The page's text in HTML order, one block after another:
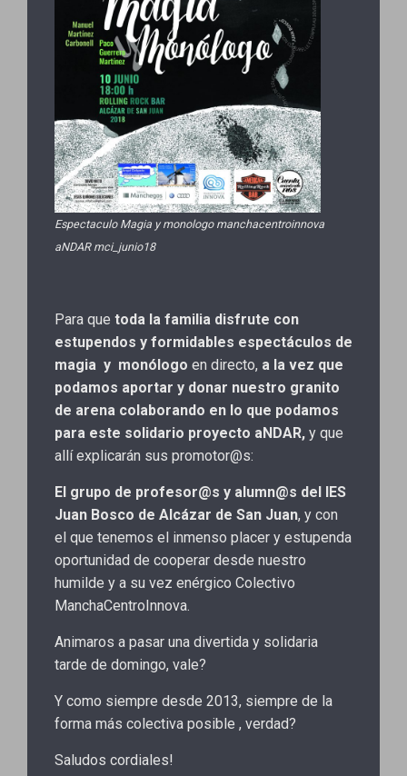
Espectaculo Magia y monologo manchacentroinnova
aNDAR mci_junio18
Para que toda la familia disfrute con
estupendos y formidables espectáculos de
magia y monólogo en directo, a la vez que
podamos aportar y donar nuestro granito
de arena colaborando en lo que podamos
para este solidario proyecto aNDAR, y que
allí explicarán sus promotor@s:
El grupo de profesor@s y alumn@s del IES
Juan Bosco de Alcázar de San Juan, y con
el que tenemos el inmenso placer y estupenda
oportunidad de cooperar desde nuestro
humilde y a su vez enérgico Colectivo
ManchaCentroInnova.
Animaros a pasar una divertida y solidaria
tarde de domingo, vale?
Y como siempre desde 2013, siempre de la
forma más colectiva posible , verdad?
Saludos cordiales!